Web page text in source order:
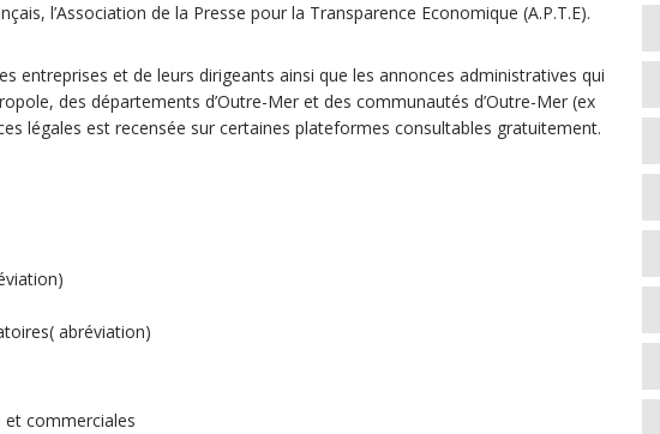
l’Association de la Presse pour la Transparence Economique (A.P.T.E).
entreprises et de leurs dirigeants ainsi que les annonces administratives qui
des départements d’Outre-Mer et des communautés d’Outre-Mer (ex
légales est recensée sur certaines plateformes consultables gratuitement.
abréviation)
et commerciales